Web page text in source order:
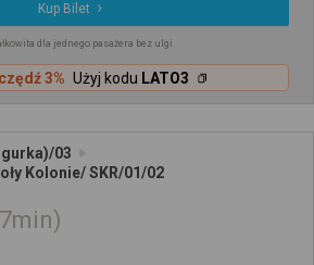
Kup Bilet
dla jednego pasażera bez ulgi
3% Użyj kodu LATO3
03
Kolonie/ SKR/01/02
7min